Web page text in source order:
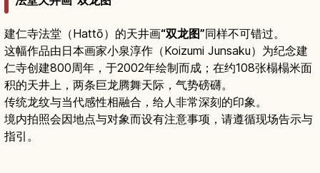
建仁寺法堂（Hattō）的天井画“双龙图”同样不可错过。
这幅作品由日本画家小泉淳作（Koizumi Junsaku）为纪念建
仁寺创建800周年，于2002年绘制而成；在约108张榻榻米面
积的天井上，两条巨龙腾舞天际，气势磅礴。
传统龙纹与当代感性相融合，给人非常深刻的印象。
境内拍照会因地点与对象而设有注意事项，请遵循现场告示与
指引。